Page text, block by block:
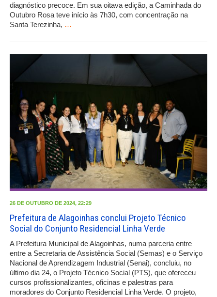
diagnóstico precoce. Em sua oitava edição, a Caminhada do
Outubro Rosa teve início às 7h30, com concentração na
Santa Terezinha, …
26 DE OUTUBRO DE 2024, 22:29
Prefeitura de Alagoinhas conclui Projeto Técnico
Social do Conjunto Residencial Linha Verde
A Prefeitura Municipal de Alagoinhas, numa parceria entre
entre a Secretaria de Assistência Social (Semas) e o Serviço
Nacional de Aprendizagem Industrial (Senai), concluiu, no
último dia 24, o Projeto Técnico Social (PTS), que ofereceu
cursos profissionalizantes, oficinas e palestras para
moradores do Conjunto Residencial Linha Verde. O projeto,